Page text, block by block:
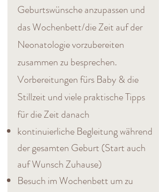
Geburtswünsche anzupassen und
das Wochenbett/die Zeit auf der
Neonatologie vorzubereiten
zusammen zu besprechen.
Vorbereitungen fürs Baby & die
Stillzeit und viele praktische Tipps
für die Zeit danach
kontinuierliche Begleitung während
der gesamten Geburt (Start auch
auf Wunsch Zuhause)
Besuch im Wochenbett um zu